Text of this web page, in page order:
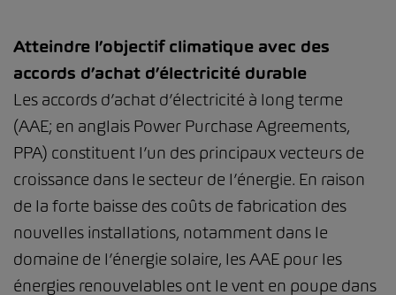
Atteindre l’objectif climatique avec des
accords d’achat d’électricité durable
Les accords d’achat d’électricité à long terme
(AAE; en anglais Power Purchase Agreements,
PPA) constituent l’un des principaux vecteurs de
croissance dans le secteur de l’énergie. En raison
de la forte baisse des coûts de fabrication des
nouvelles installations, notamment dans le
domaine de l’énergie solaire, les AAE pour les
énergies renouvelables ont le vent en poupe dans